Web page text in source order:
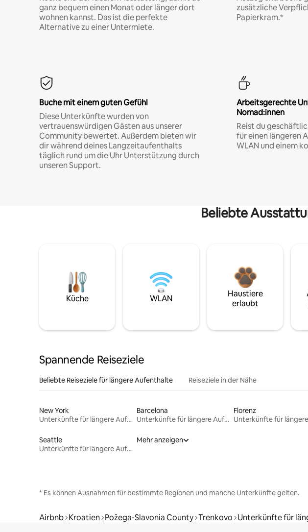
ganz bequem einen Monat oder länger dort
wohnen kannst. Das ist die perfekte
Alternative zu einer Untermiete.
zusätzliche
Papierkram.*
Buche mit einem guten Gefühl
Diese Unterkünfte wurden von
vertrauenswürdigen Gästen aus unserer
Community bewertet. Außerdem bieten wir
dir während deines Langzeitaufenthalts
täglich rund um die Uhr Unterstützung durch
unseren Support.
Arbeitsgerechte
Nomad:innen
Reist du
für einen längeren
WLAN und einem
Beliebte
Küche WLAN
Haustiere
erlaubt
Spannende Reiseziele
Beliebte Reiseziele für längere Aufenthalte Reiseziele in der Nähe
New York
Unterkünfte für längere Aufenthalte
Barcelona
Unterkünfte für längere Aufenthalte
Florenz
Seattle
Unterkünfte für längere Aufenthalte
Mehr anzeigen
* Es können Ausnahmen für bestimmte Regionen und manche Unterkünfte gelten.
Airbnb Kroatien Požega-Slavonia County Trenkovo Unterkünfte für